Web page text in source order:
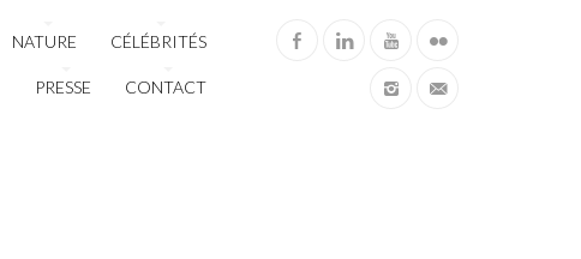
NATURE CÉLÉBRITÉS
PRESSE CONTACT